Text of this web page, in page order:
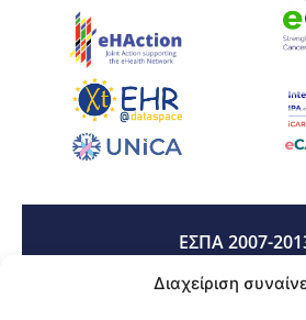
Διαχείριση
ΕΣΠΑ 2007-